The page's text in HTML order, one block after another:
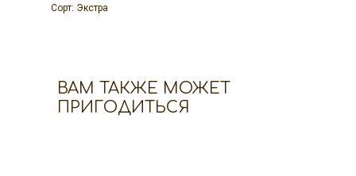
Сорт: Экстра
ВАМ ТАКЖЕ МОЖЕТ
ПРИГОДИТЬСЯ